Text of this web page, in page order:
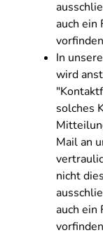
auch ein
In
wird
solches
Mail an
nicht
auch ein